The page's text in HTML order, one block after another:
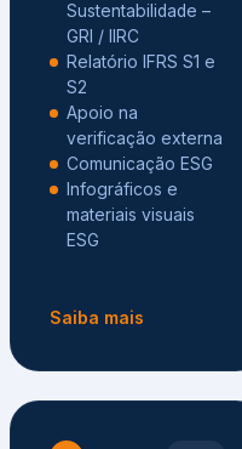
Sustentabilidade –
GRI / IIRC
Relatório IFRS S1 e
S2
Apoio na
verificação externa
Comunicação ESG
Infográficos e
materiais visuais
ESG
Saiba mais